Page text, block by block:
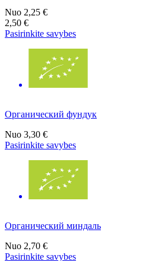
Nuo 2,25 €
2,50 €
Pasirinkite savybes
Органический фундук
Nuo 3,30 €
Pasirinkite savybes
Органический миндаль
Nuo 2,70 €
Pasirinkite savybes